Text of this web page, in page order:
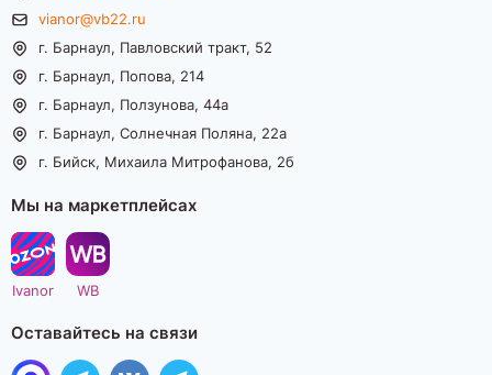
vianor@vb22.ru
г. Барнаул, Павловский тракт, 52
г. Барнаул, Попова, 214
г. Барнаул, Ползунова, 44а
г. Барнаул, Солнечная Поляна, 22а
г. Бийск, Михаила Митрофанова, 2б
Мы на маркетплейсах
Ivanor WB
Оставайтесь на связи